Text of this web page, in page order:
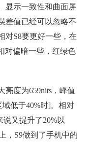
显示一致性和曲面屏
差值已经可以忽略不
对S8要更好一些，在
对偏暗一些，红绿色
亮度为659nits，峰值
低于40%时]。相对
说又提升了20%以
，S9做到了手机中的